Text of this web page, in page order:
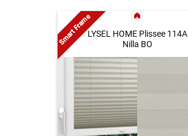
LYSEL HOME Plissee 114A
Nilla BO
Smart Frame